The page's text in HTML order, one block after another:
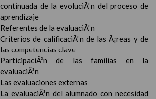
continuada de la evoluciÃ³n del proceso de
aprendizaje
Referentes de la evaluaciÃ³n
Criterios de calificaciÃ³n de las Ã¡reas y de
las competencias clave
ParticipaciÃ³n de las familias en la
evaluaciÃ³n
Las evaluaciones externas
La evaluaciÃ³n del alumnado con necesidad